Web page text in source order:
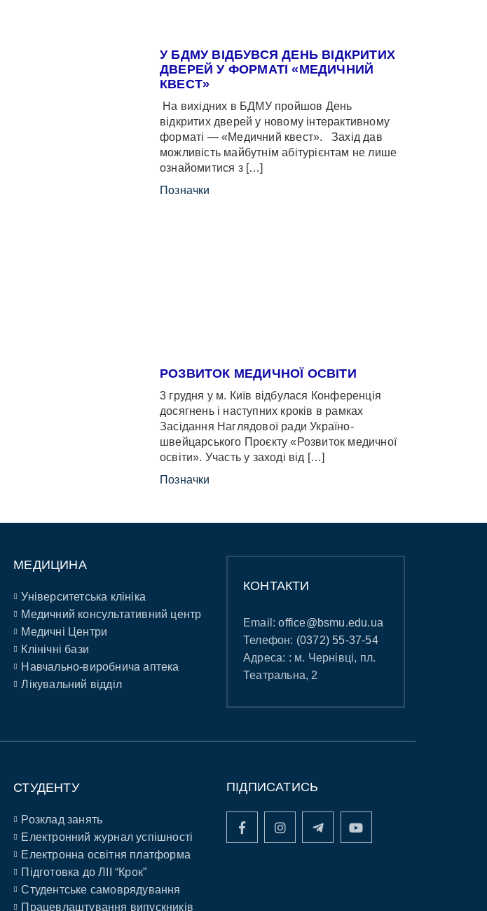
У БДМУ ВІДБУВСЯ ДЕНЬ ВІДКРИТИХ
ДВЕРЕЙ У ФОРМАТІ «МЕДИЧНИЙ
КВЕСТ»
На вихідних в БДМУ пройшов День
відкритих дверей у новому інтерактивному
форматі — «Медичний квест». Захід дав
можливість майбутнім абітурієнтам не лише
ознайомитися з […]
Позначки
РОЗВИТОК МЕДИЧНОЇ ОСВІТИ
3 грудня у м. Київ відбулася Конференція
досягнень і наступних кроків в рамках
Засідання Наглядової ради Україно-
швейцарського Проєкту «Розвиток медичної
освіти». Участь у заході від […]
Позначки
МЕДИЦИНА
Університетська клініка
Медичний консультативний центр
Медичні Центри
Клінічні бази
Навчально-виробнича аптека
Лікувальний відділ
КОНТАКТИ
Email:office@bsmu.edu.ua
Телефон: (0372) 55-37-54
Адреса: : м. Чернівці, пл.
Театральна, 2
СТУДЕНТУ
Розклад занять
Електронний журнал успішності
Електронна освітня платформа
Підготовка до ЛІІ “Крок”
Студентське самоврядування
Працевлаштування випускників
ПІДПИСАТИСЬ